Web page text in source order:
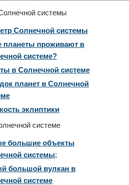
системы
Солнечной системы
планеты проживают в
системе?
в Солнечной системе
планет в Солнечной
эклиптики
системе
большие объекты
системы;
большой вулкан в
системе